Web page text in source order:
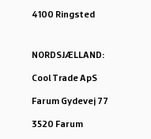
4100 Ringsted
NORDSJÆLLAND:
Cool Trade ApS
Farum Gydevej 77
3520 Farum